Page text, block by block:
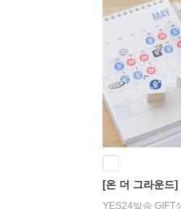
[온 더 그라운드
YES24발송 GIFT